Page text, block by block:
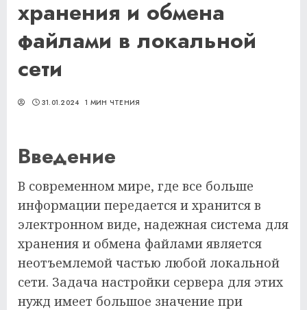
хранения и обмена
файлами в локальной
сети
31.01.2024 1 МИН ЧТЕНИЯ
Введение
В современном мире, где все больше
информации передается и хранится в
электронном виде, надежная система для
хранения и обмена файлами является
неотъемлемой частью любой локальной
сети. Задача настройки сервера для этих
нужд имеет большое значение при